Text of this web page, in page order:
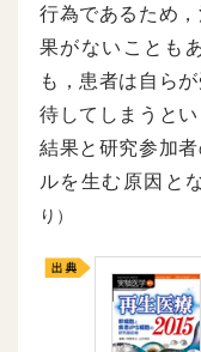
行為であるため
果がないことも
も，患者は自ら
待してしまうと
結果と研究参加
ルを生む原因と
り）